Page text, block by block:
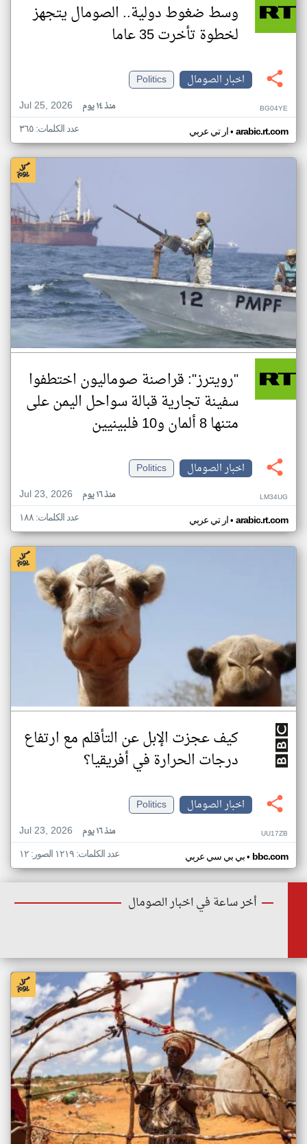
وسط ضغوط دولية.. الصومال يتجهز
لخطوة تأخرت 35 عاما
اخبار الصومال
Politics
Jul 25, 2026
منذ ١٤ يوم BG04YE
ار تي عربي• arabic.rt.com عدد الكلمات: ٣٦٥
"رويترز": قراصنة صوماليون اختطفوا
سفينة تجارية قبالة سواحل اليمن على
متنها 8 ألمان و10 فلبينيين
اخبار الصومال
Politics
Jul 23, 2026
منذ ١٦ يوم LM34UG
ار تي عربي• arabic.rt.com عدد الكلمات: ١٨٨
كيف عجزت الإبل عن التأقلم مع ارتفاع
درجات الحرارة في أفريقيا؟
اخبار الصومال
Politics
Jul 23, 2026
منذ ١٦ يوم UU17ZB
بي بي سي عربي• bbc.com عدد الكلمات: ١٢١٩ الصور: ١٢
أخر ساعة في اخبار الصومال